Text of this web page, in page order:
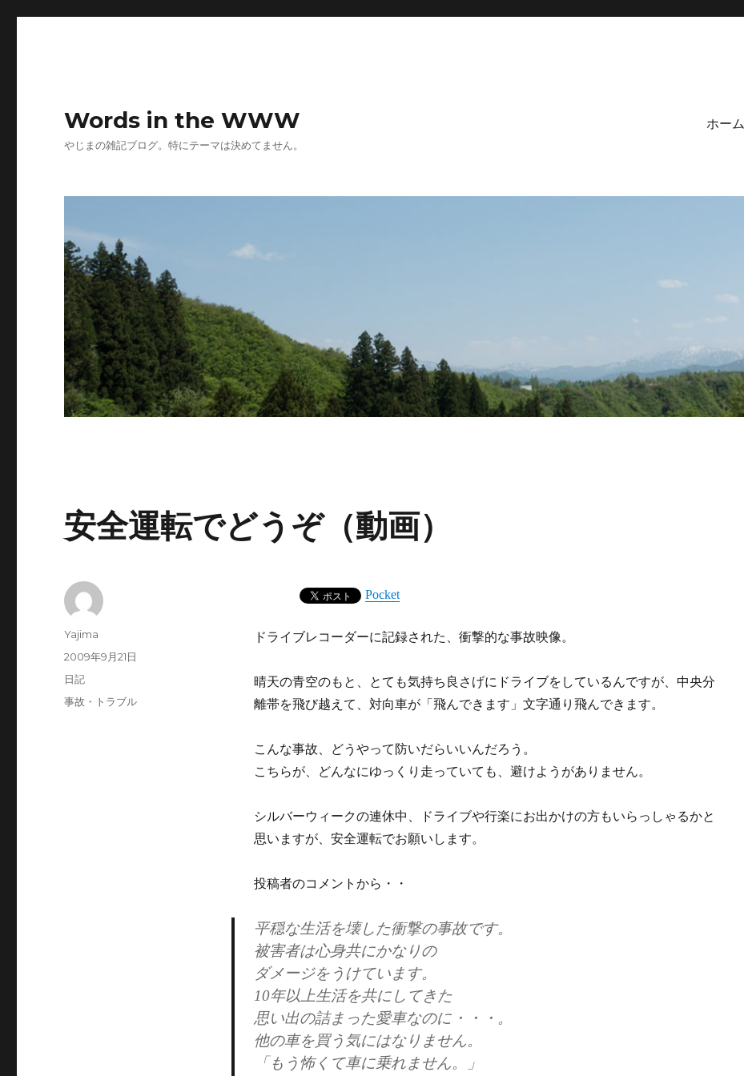
Words in the WWW
やじまの雑記ブログ。特にテーマは決めてません。
ホーム
安全運転でどうぞ（動画）
Pocket
ドライブレコーダーに記録された、衝撃的な事故映像。
晴天の青空のもと、とても気持ち良さげにドライブをしているんですが、中央分
離帯を飛び越えて、対向車が「飛んできます」文字通り飛んできます。
こんな事故、どうやって防いだらいいんだろう。
こちらが、どんなにゆっくり走っていても、避けようがありません。
シルバーウィークの連休中、ドライブや行楽にお出かけの方もいらっしゃるかと
思いますが、安全運転でお願いします。
投稿者のコメントから・・
平穏な生活を壊した衝撃の事故です。
被害者は心身共にかなりの
ダメージをうけています。
10年以上生活を共にしてきた
思い出の詰まった愛車なのに・・・。
他の車を買う気にはなりません。
「もう怖くて車に乗れません。」
投
稿
Yajima
投
稿
2009年9月21日
カ
テ
日記
タ
事故・トラブル